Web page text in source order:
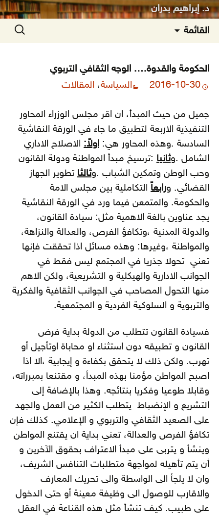
د. إبراهيم بدران
القائمة
إلى
البحث
عن:
الحكومة والقدوة…. الوجه الثقافي التربوي
2016-10-30
السياسة، المقالات
جميل من حيث المبدأ، ان اقر مجلس الوزراء المحاور
التنفيذية الاربعة لتطبيق ما جاء في الورقة النقاشية
السادسة .وهذه المحاور هي: اولاً: الاصلاح الاداري
الشامل .وثانيا :ترسيخ مبدأ المواطنة ودولة القانون
وحب الوطن وتمكين الشباب .وثالثا تطوير الجهاز
القضائي. ورابعاً التكاملية بين مجلس الامة
والحكومة. والمتمعن فيما ورد في الورقة النقاشية
يجد عناوين بالغة الاهمية مثل: سيادة القانون،
والدولة المدنية ،وتكافؤ الفرص، والعدالة والنزاهة،
والمواطنة ،وغيرها: وهذه مسائل اذا تحققت فإنها
تعني تحولا جذريا في المجتمع ليس فقط في
الجوانب الادارية والهيكلية و التشريعية، ولكن الاهم
منها التحول المصاحب في الجوانب الثقافية والفكرية
والتربوية و السلوكية الفردية و المجتمعية.
فسيادة القانون تتطلب من الدولة بداية فرض
القانون و تطبيقه دون استثناء او محاباة اوتأجيل أو
تهرب. ولكن ذلك لا يتحقق بكفاءة و إيجابية ،الا اذا
اصبح المواطن مؤمنا بهذه المبدأ، و مقتنعا بمبرراته،
وقابلا طوعيا وفكريا بنتائجه. وهذا بالإضافة إلى
التشريع و الإنضباط يتطلب الكثير من العمل والجهد
على الصعيد الثقافي والتربوي و الإعلامي. كذلك فإن
تكافؤ الفرص والعدالة، تعني بداية ان يقتنع المواطن
وينشأ و يتربى على مبدأ الاعتراف بحقوق الآخرين و
أن يتم تأهيله لمواجهة متطلبات التنافس الشريف،
وان لا يلجأ الى الواسطة والى تحريك المعارف
والاقارب للوصول الى وظيفة معينة أو حتى الدخول
على طبيب. كيف تنشأ مثل هذه القناعة في العقل